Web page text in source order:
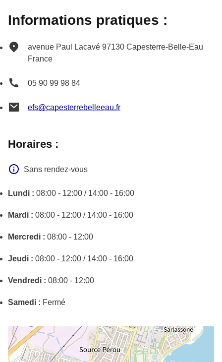
Informations pratiques :
avenue Paul Lacavé 97130 Capesterre-Belle-Eau
France
05 90 99 98 84
efs@capesterrebelleeau.fr
Horaires :
Sans rendez-vous
Lundi : 08:00 - 12:00 / 14:00 - 16:00
Mardi : 08:00 - 12:00 / 14:00 - 16:00
Mercredi : 08:00 - 12:00
Jeudi : 08:00 - 12:00 / 14:00 - 16:00
Vendredi : 08:00 - 12:00
Samedi : Fermé